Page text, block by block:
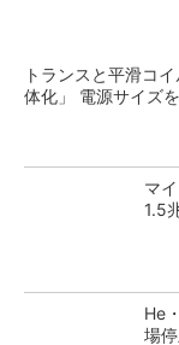
トランスと平滑コ
体化」 電源サイズ
マ
1.5
He
場